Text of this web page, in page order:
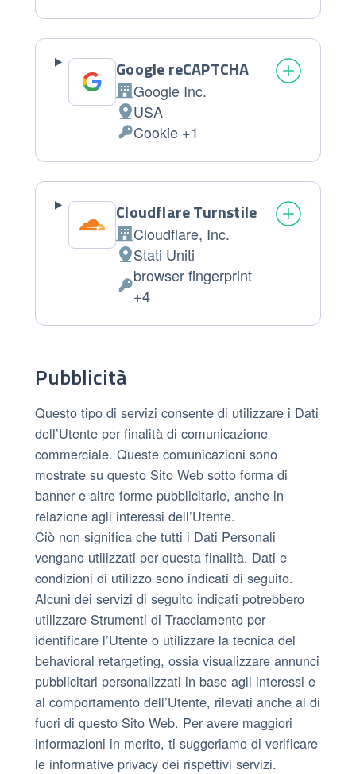
Google reCAPTCHA
Azienda:
Google Inc.
Luogo del trattamento:
USA
Dati Personali trattati:
Cookie +1
Cloudflare Turnstile
Azienda:
Cloudflare, Inc.
Luogo del trattamento:
Stati Uniti
Dati Personali trattati:
browser fingerprint
+4
Pubblicità
Questo tipo di servizi consente di utilizzare i Dati
dell’Utente per finalità di comunicazione
commerciale. Queste comunicazioni sono
mostrate su questo Sito Web sotto forma di
banner e altre forme pubblicitarie, anche in
relazione agli interessi dell’Utente.
Ciò non significa che tutti i Dati Personali
vengano utilizzati per questa finalità. Dati e
condizioni di utilizzo sono indicati di seguito.
Alcuni dei servizi di seguito indicati potrebbero
utilizzare Strumenti di Tracciamento per
identificare l’Utente o utilizzare la tecnica del
behavioral retargeting, ossia visualizzare annunci
pubblicitari personalizzati in base agli interessi e
al comportamento dell’Utente, rilevati anche al di
fuori di questo Sito Web. Per avere maggiori
informazioni in merito, ti suggeriamo di verificare
le informative privacy dei rispettivi servizi.